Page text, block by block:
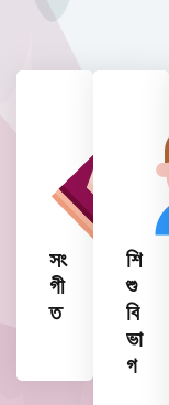
সং
গী
ত
শি
শু
বি
ভা
গ